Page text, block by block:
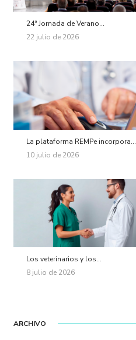
24ª Jornada de Verano...
22 julio de 2026
La plataforma REMPe incorpora...
10 julio de 2026
Los veterinarios y los...
8 julio de 2026
ARCHIVO